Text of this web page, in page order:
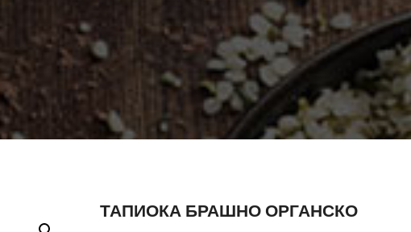
ТАПИОКА БРАШНО ОРГАНСКО